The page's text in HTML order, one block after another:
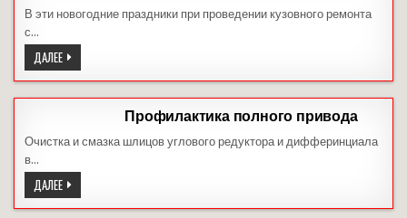
В эти новогодние праздники при проведении кузовного ремонта
с…
ДАЛЕЕСКИДКА
30%
НА
РЕМОНТ
Профилактика полного привода
Очистка и смазка шлицов углового редуктора и дифферинциала
в…
ДАЛЕЕПРОФИЛАКТИКА
ПОЛНОГО
ПРИВОДА